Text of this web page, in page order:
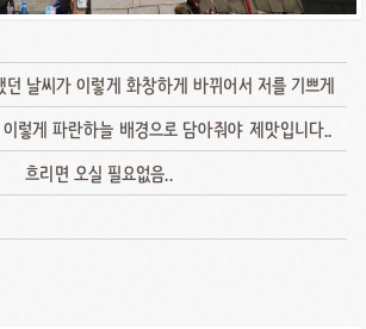
던 날씨가 이렇게 화창하게 바뀌어서 저를 기쁘게
렇게 파란하늘 배경으로 담아줘야 제맛입니다..
흐리면 오실 필요없음..